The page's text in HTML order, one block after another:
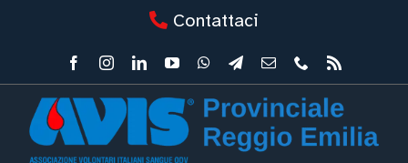
contenuto
Contattaci
FacebookInstagramLinkedInYouTubeWhatsApp
Telegram
Email Phone